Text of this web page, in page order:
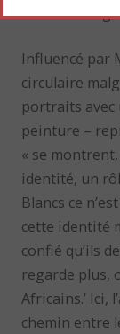
secondes
Influencé par
circulaire
portraits avec
peinture –
« se
identité, un
Blancs ce
cette identité
confié qu’ils
regarde plus,
Africains.’ Ici,
chemin entre